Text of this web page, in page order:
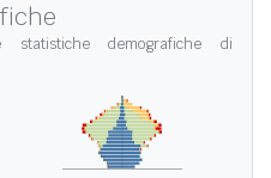
statistiche demografiche di